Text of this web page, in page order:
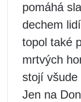
pomáhá
dechem
topol také
mrtvých
stojí
Jen na